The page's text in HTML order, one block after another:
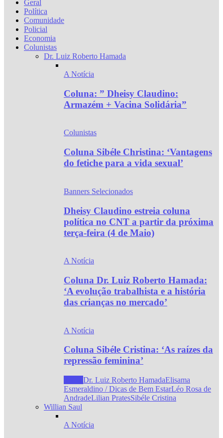
Geral
Política
Comunidade
Policial
Economia
Colunistas
Dr. Luiz Roberto Hamada
A Notícia
Coluna: ” Dheisy Claudino:
Armazém + Vacina Solidária”
Colunistas
Coluna Sibéle Christina: ‘Vantagens
do fetiche para a vida sexual’
Banners Selecionados
Dheisy Claudino estreia coluna
política no CNT a partir da próxima
terça-feira (4 de Maio)
A Notícia
Coluna Dr. Luiz Roberto Hamada:
‘A evolução trabalhista e a história
das crianças no mercado’
A Notícia
Coluna Sibéle Cristina: ‘As raízes da
repressão feminina’
Dr. Luiz Roberto HamadaElisama
Esmeraldino / Dicas de Bem EstarLéo Rosa de
AndradeLilian PratesSibéle Cristina
Willian Saul
A Notícia